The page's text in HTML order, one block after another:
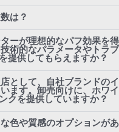
は？
ーが理想的なパフ効果を
術的なパラメータやトラ
提供してもらえますか？
として、自社ブランドの
ます。卸売向けに、ホワ
クを提供していますか？
色や質感のオプションが